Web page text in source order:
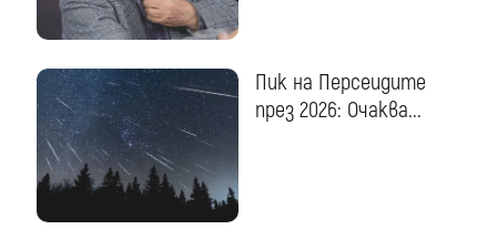
Пик на Персеидите
през 2026: Очаква...